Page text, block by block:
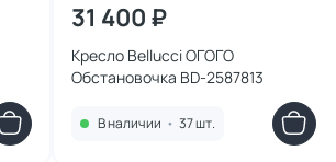
31 400 ₽
Кресло Bellucci ОГОГО
Обстановочка BD-2587813
В наличии • 37 шт.